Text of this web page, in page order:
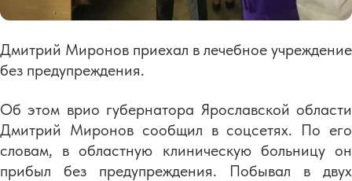
Дмитрий Миронов приехал в лечебное учреждение
без предупреждения.
Об этом врио губернатора Ярославской области
Дмитрий Миронов сообщил в соцсетях. По его
словам, в областную клиническую больницу он
прибыл без предупреждения. Побывал в двух